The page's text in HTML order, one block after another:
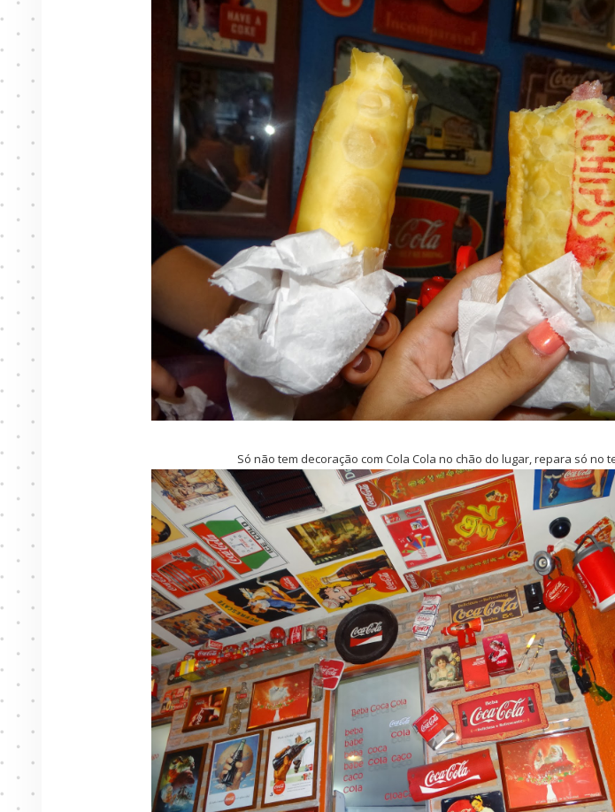
Só não tem decoração com Cola Cola no chão do lugar, repara só no